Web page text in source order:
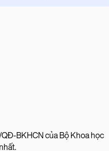
QĐ-BKHCN của Bộ Khoa học